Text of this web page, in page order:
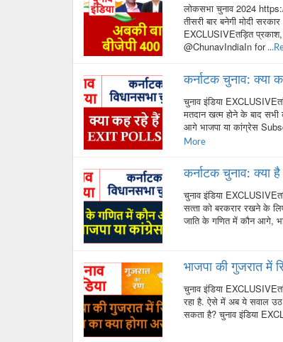
लोकसभा चुनाव 2024
तीसरी बार बनेगी मोदी
EXCLUSIVEतड़ित
@ChunavIndiaIn for
कर्नाटक चुनाव: क्या
चुनाव इंडिया
मतदान खत्म होने के बाद
आगे भाजपा या कांग्रेस
More
कर्नाटक चुनाव: क्या
चुनाव इंडिया
सत्‍ता को बरकरार रखने के
जाति के गणित में कौन आगे,
भाजपा की गुजरात में
चुनाव इंडिया
रहा है. ऐसे में अब ये सवाल उठ
सकता है? चुनाव इंडिया